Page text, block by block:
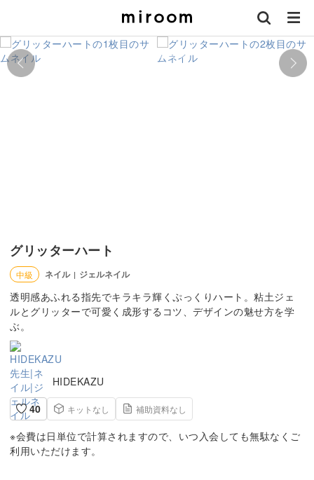
グリッターハート
中級 ネイル | ジェルネイル
透明感あふれる指先でキラキラ輝くぷっくりハート。粘土ジェ
ルとグリッターで可愛く成形するコツ、デザインの魅せ方を学
ぶ。
HIDEKAZU
40
キットなし 補助資料なし
※会費は日単位で計算されますので、いつ入会しても無駄なくご
利用いただけます。